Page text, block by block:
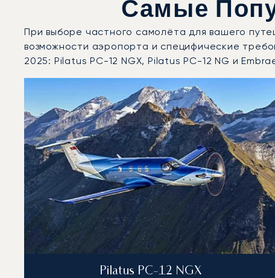
Самые
При выборе частного самолёта для вашего
возможности аэропорта и специфические
2025: Pilatus PC-12 NGX, Pilatus PC-12 NG и
Аэропорт Буохс : 3 наиболее востребованные
Фото воздушного судна Модель воздушного судна
Скорость (км/ч)
Скорость (узлы)
Дальность (NM)
Pilatus PC-12 NGX